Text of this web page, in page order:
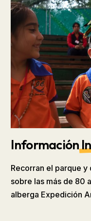
Información
Recorran el parque
sobre las más de 80
alberga Expedición